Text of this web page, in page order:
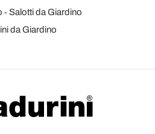
Salotti da Giardino
da Giardino